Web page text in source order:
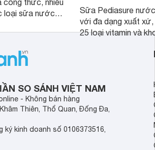
công thức, nhiều
loại sữa nước
sữa nước phát
lựa chọn.
Sữa Pediasure
với đa dạng xuất
25 loại vitamin và
SO SÁNH VIỆT NAM
- Không bán hàng
Thiên, Thổ Quan, Đống Đa,
ký kinh doanh số 0106373516,